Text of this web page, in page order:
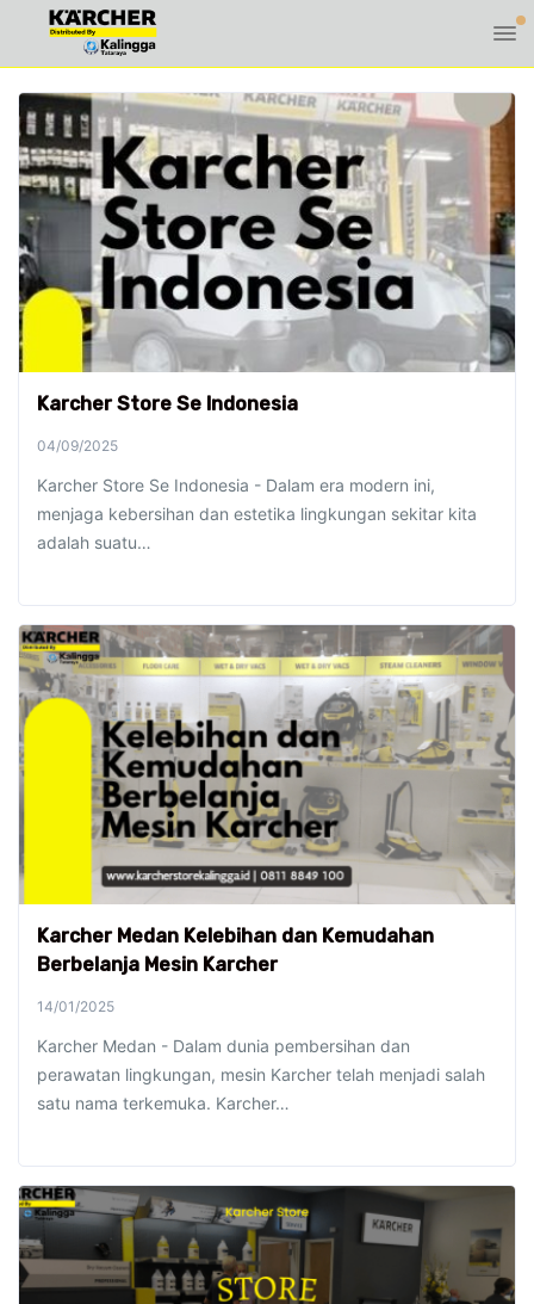
Karcher Store Se Indonesia
04/09/2025
Karcher Store Se Indonesia - Dalam era modern ini,
menjaga kebersihan dan estetika lingkungan sekitar kita
adalah suatu…
Karcher Medan Kelebihan dan Kemudahan
Berbelanja Mesin Karcher
14/01/2025
Karcher Medan - Dalam dunia pembersihan dan
perawatan lingkungan, mesin Karcher telah menjadi salah
satu nama terkemuka. Karcher…